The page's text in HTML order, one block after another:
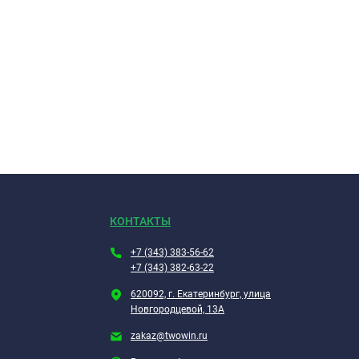
КОНТАКТЫ
+7 (343) 383-56-62
+7 (343) 382-63-22
620092, г. Екатеринбург, улица
Новгородцевой, 13А
zakaz@twowin.ru